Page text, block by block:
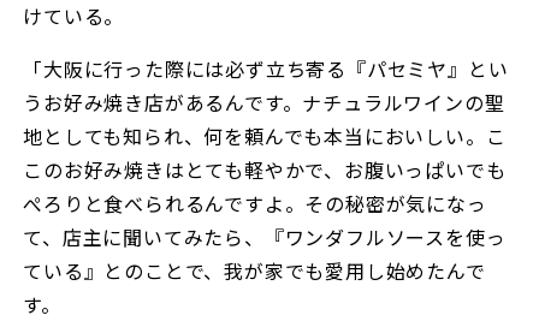
けている。
「大阪に行った際には必ず立ち寄る『パセミヤ』とい
うお好み焼き店があるんです。ナチュラルワインの聖
地としても知られ、何を頼んでも本当においしい。こ
このお好み焼きはとても軽やかで、お腹いっぱいでも
ぺろりと食べられるんですよ。その秘密が気になっ
て、店主に聞いてみたら、『ワンダフルソースを使っ
ている』とのことで、我が家でも愛用し始めたんで
す。